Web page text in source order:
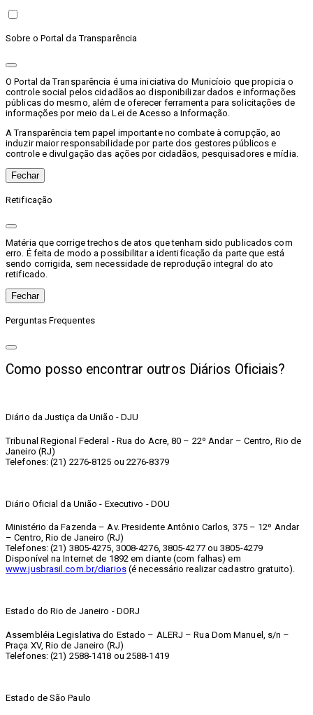
Sobre o Portal da Transparência
O Portal da Transparência é uma iniciativa do Municíoio que propicia o
controle social pelos cidadãos ao disponibilizar dados e informações
públicas do mesmo, além de oferecer ferramenta para solicitações de
informações por meio da Lei de Acesso a Informação.
A Transparência tem papel importante no combate à corrupção, ao
induzir maior responsabilidade por parte dos gestores públicos e
controle e divulgação das ações por cidadãos, pesquisadores e mídia.
Fechar
Retificação
Matéria que corrige trechos de atos que tenham sido publicados com
erro. É feita de modo a possibilitar a identificação da parte que está
sendo corrigida, sem necessidade de reprodução integral do ato
retificado.
Fechar
Perguntas Frequentes
Como posso encontrar outros Diários Oficiais?
Diário da Justiça da União - DJU
Tribunal Regional Federal - Rua do Acre, 80 – 22º Andar – Centro, Rio de
Janeiro (RJ)
Telefones: (21) 2276-8125 ou 2276-8379
Diário Oficial da União - Executivo - DOU
Ministério da Fazenda – Av. Presidente Antônio Carlos, 375 – 12º Andar
– Centro, Rio de Janeiro (RJ)
Telefones: (21) 3805-4275, 3008-4276, 3805-4277 ou 3805-4279
Disponível na Internet de 1892 em diante (com falhas) em
www.jusbrasil.com.br/diarios(é necessário realizar cadastro gratuito).
Estado do Rio de Janeiro - DORJ
Assembléia Legislativa do Estado – ALERJ – Rua Dom Manuel, s/n –
Praça XV, Rio de Janeiro (RJ)
Telefones: (21) 2588-1418 ou 2588-1419
Estado de São Paulo